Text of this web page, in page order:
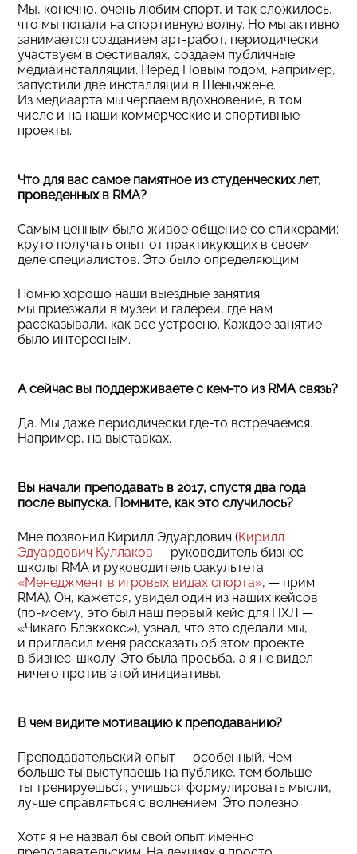
Мы, конечно, очень любим спорт, и так сложилось,
что мы попали на спортивную волну. Но мы активно
занимается созданием арт-работ, периодически
участвуем в фестивалях, создаем публичные
медиаинсталляции. Перед Новым годом, например,
запустили две инсталляции в Шеньчжене.
Из медиаарта мы черпаем вдохновение, в том
числе и на наши коммерческие и спортивные
проекты.
Что для вас самое памятное из студенческих лет,
проведенных в RMA?
Самым ценным было живое общение со спикерами:
круто получать опыт от практикующих в своем
деле специалистов. Это было определяющим.
Помню хорошо наши выездные занятия:
мы приезжали в музеи и галереи, где нам
рассказывали, как все устроено. Каждое занятие
было интересным.
А сейчас вы поддерживаете с кем-то из RMA связь?
Да. Мы даже периодически где-то встречаемся.
Например, на выставках.
Вы начали преподавать в 2017, спустя два года
после выпуска. Помните, как это случилось?
Мне позвонил Кирилл Эдуардович (Кирилл
Эдуардович Куллаков — руководитель бизнес-
школы RMA и руководитель факультета
«Менеджмент в игровых видах спорта», — прим.
RMA). Он, кажется, увидел один из наших кейсов
(по-моему, это был наш первый кейс для НХЛ —
«Чикаго Блэкхокс»), узнал, что это сделали мы,
и пригласил меня рассказать об этом проекте
в бизнес-школу. Это была просьба, а я не видел
ничего против этой инициативы.
В чем видите мотивацию к преподаванию?
Преподавательский опыт — особенный. Чем
больше ты выступаешь на публике, тем больше
ты тренируешься, учишься формулировать мысли,
лучше справляться с волнением. Это полезно.
Хотя я не назвал бы свой опыт именно